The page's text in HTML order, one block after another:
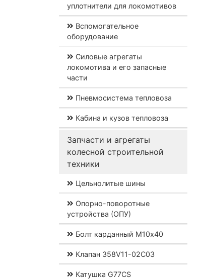
уплотнители для локомотивов
Вспомогательное
оборудование
Силовые агрегаты
локомотива и его запасные
части
Пневмосистема тепловоза
Кабина и кузов тепловоза
Запчасти и агрегаты
колесной строительной
техники
Цельнолитые шины
Опорно-поворотные
устройства (ОПУ)
Болт карданный М10х40
Клапан 358V11-02C03
Катушка G77CS